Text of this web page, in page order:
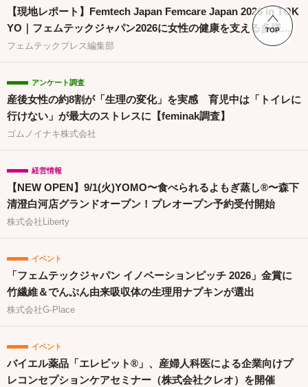
【現地レポート】Femtech Japan Femcare Japan 2026 in TOK
YO｜フェムテックジャパン2026に女性の健康を支える多様な
取り組みが集結
フェムテックプレス編集部
アンケート調査
産後女性の約8割が「生理の変化」を実感 育児中は「トイレに
行けない」が最大のストレスに【feminak調査】
ゴムノイナキ株式会社
経営情報
【NEW OPEN】9/1(火)YOMO〜食べられるよもぎ蒸し®〜森下
清澄白河店グランドオープン！プレオープン予約受付開始
株式会社Liberty
イベント
「フェムテックジャパン イノベーションピッチ 2026」金賞に
竹繊維＆でんぷん由来吸収体の生理用ナプキンが選出
株式会社G-Place
イベント
バイエル薬品「エレビット®」、産婦人科医による企業向けプ
レコンセプションケアセミナー（株式会社クレオ）を開催
TOP